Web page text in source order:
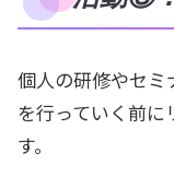
個人の研修やセミ
を行っていく前に
す。